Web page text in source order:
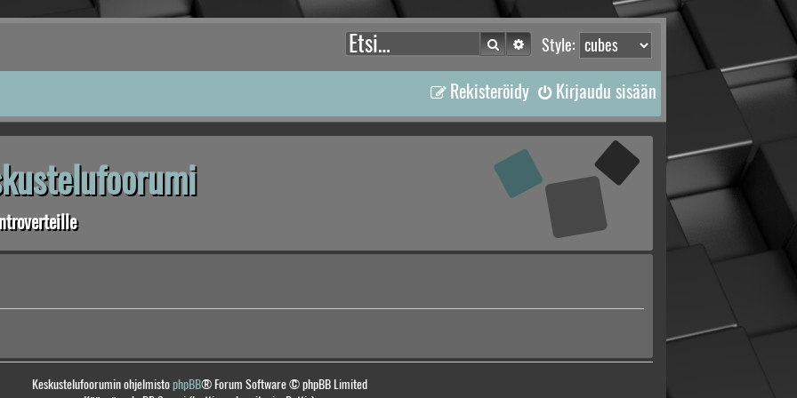
Style:
Etsi Tarkennettu haku
Kirjaudu sisään
Rekisteröidy
Keskustelufoorumin ohjelmistophpBB® Forum Software © phpBB Limited